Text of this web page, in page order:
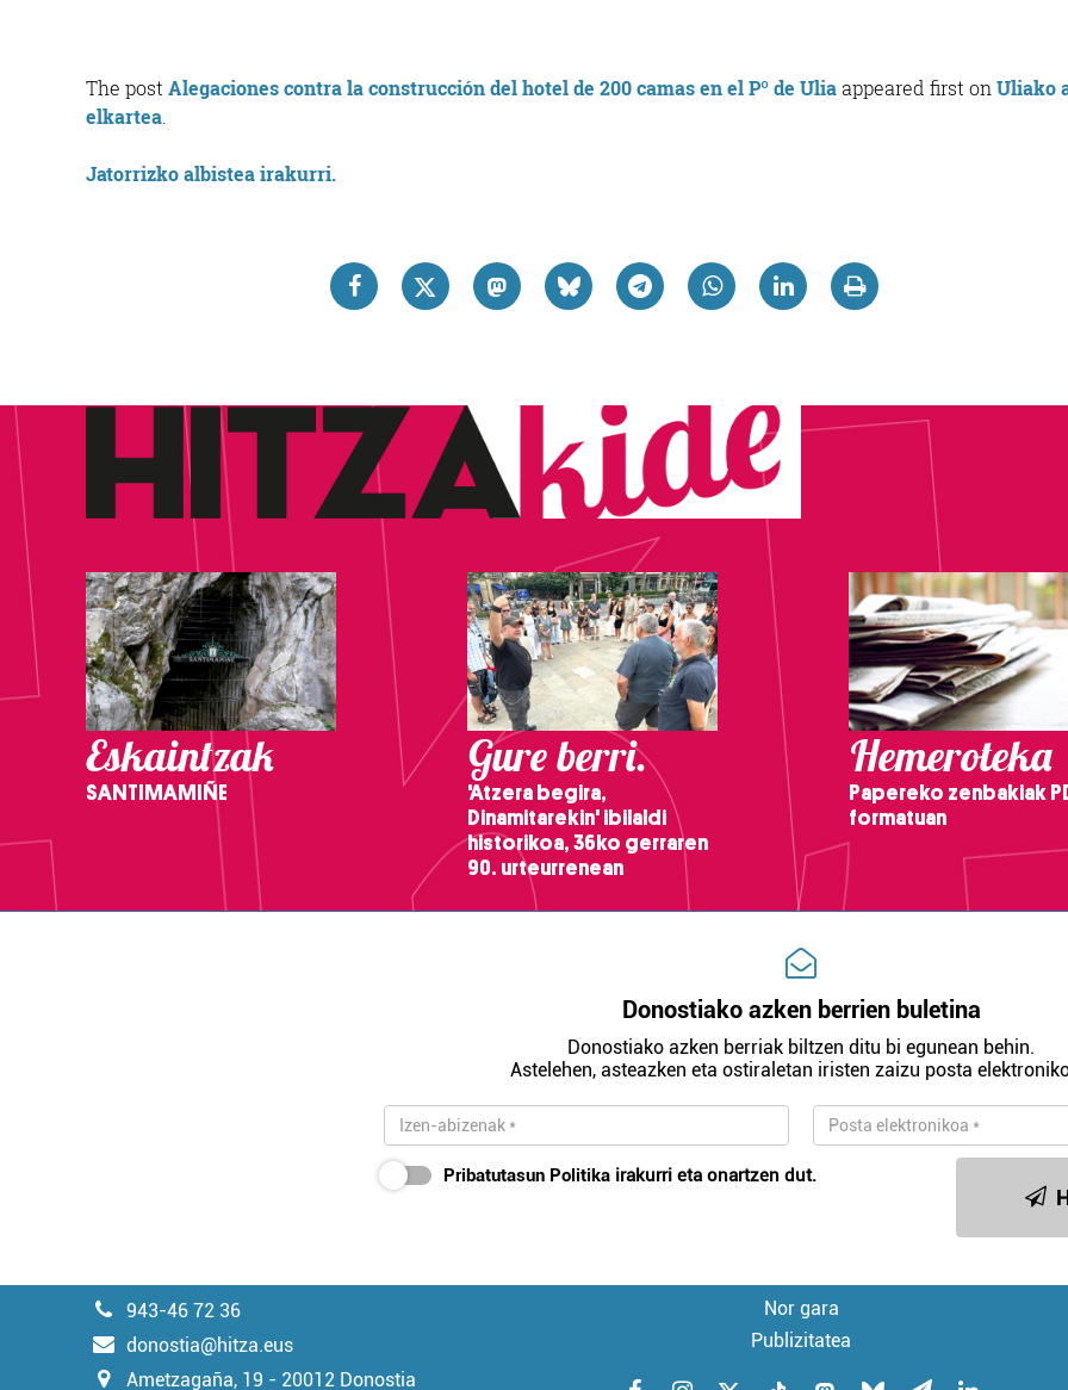
The post Alegaciones contra la construcción del hotel de 200 camas en el Pº de Uliaappeared first on Uliako
elkartea
Jatorrizko albistea irakurri.
Eskaintzak
SANTIMAMIÑE
Gure berri.
'Atzera begira,
Dinamitarekin' ibilaldi
historikoa, 36ko gerraren
90. urteurrenean
Hemeroteka
Papereko zenbakiak
formatuan
Donostiako azken berrien buletina
Donostiako azken berriak biltzen ditu bi egunean behin.
Astelehen, asteazken eta ostiraletan iristen zaizu posta
Pribatutasun Politika irakurri eta onartzen dut.
943-46 72 36
donostia@hitza.eus
Ametzagaña, 19 - 20012 Donostia
Nor gara
Publizitatea